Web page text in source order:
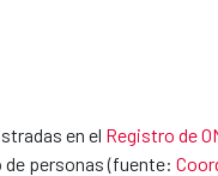
en el Registro de
de personas (fuente: